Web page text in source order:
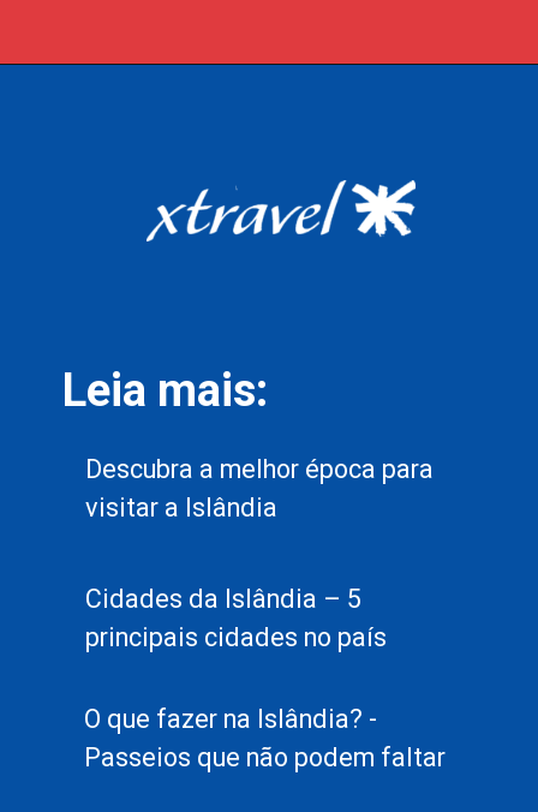
Leia mais:
Cidades da Islândia – 5
principais cidades no país
Descubra a melhor época para
visitar a Islândia
O que fazer na Islândia? -
Passeios que não podem faltar